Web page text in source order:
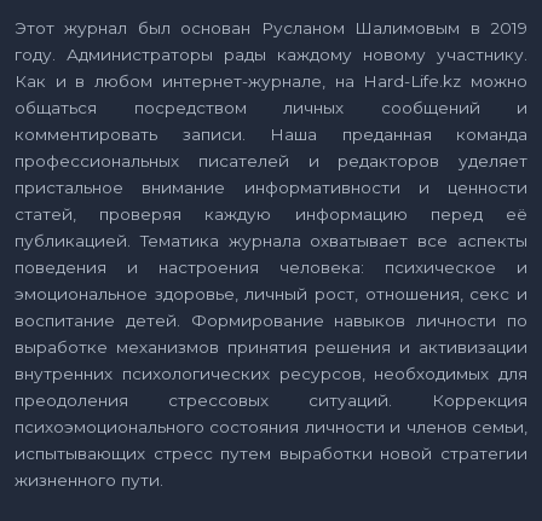
Этот журнал был основан Русланом Шалимовым в 2019
году. Администраторы рады каждому новому участнику.
Как и в любом интернет-журнале, на Hard-Life.kz можно
общаться посредством личных сообщений и
комментировать записи. Наша преданная команда
профессиональных писателей и редакторов уделяет
пристальное внимание информативности и ценности
статей, проверяя каждую информацию перед её
публикацией. Тематика журнала охватывает все аспекты
поведения и настроения человека: психическое и
эмоциональное здоровье, личный рост, отношения, секс и
воспитание детей. Формирование навыков личности по
выработке механизмов принятия решения и активизации
внутренних психологических ресурсов, необходимых для
преодоления стрессовых ситуаций. Коррекция
психоэмоционального состояния личности и членов семьи,
испытывающих стресс путем выработки новой стратегии
жизненного пути.